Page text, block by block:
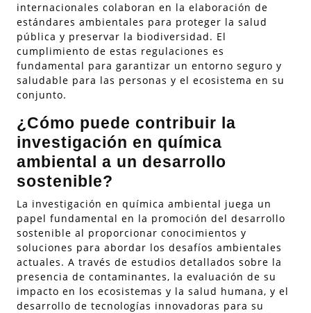
internacionales colaboran en la elaboración de
estándares ambientales para proteger la salud
pública y preservar la biodiversidad. El
cumplimiento de estas regulaciones es
fundamental para garantizar un entorno seguro y
saludable para las personas y el ecosistema en su
conjunto.
¿Cómo puede contribuir la
investigación en química
ambiental a un desarrollo
sostenible?
La investigación en química ambiental juega un
papel fundamental en la promoción del desarrollo
sostenible al proporcionar conocimientos y
soluciones para abordar los desafíos ambientales
actuales. A través de estudios detallados sobre la
presencia de contaminantes, la evaluación de su
impacto en los ecosistemas y la salud humana, y el
desarrollo de tecnologías innovadoras para su